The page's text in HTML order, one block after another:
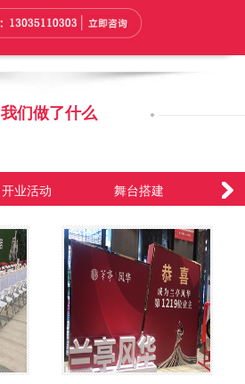
我们做了什么
开业活动 舞台搭建